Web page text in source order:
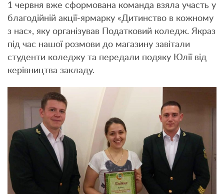
1 червня вже сформована команда взяла участь у
благодійній акції-ярмарку «Дитинство в кожному
з нас», яку організував Податковий коледж. Якраз
під час нашої розмови до магазину завітали
студенти коледжу та передали подяку Юлії від
керівництва закладу.